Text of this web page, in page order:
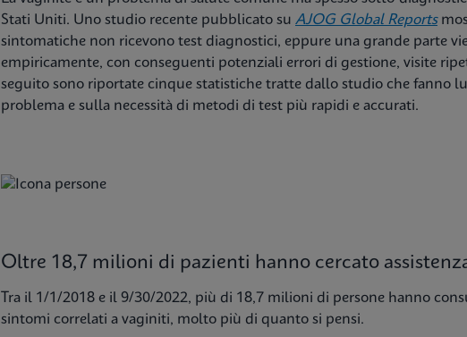
Stati Uniti. Uno studio recente pubblicato su AJOG Global Reports
sintomatiche non ricevono test diagnostici, eppure una grande parte
empiricamente, con conseguenti potenziali errori di gestione, visite
seguito sono riportate cinque statistiche tratte dallo studio che fanno
problema e sulla necessità di metodi di test più rapidi e accurati.
Oltre 18,7 milioni di pazienti hanno cercato
Tra il 1/1/2018 e il 9/30/2022, più di 18,7 milioni di persone hanno
sintomi correlati a vaginiti, molto più di quanto si pensi.